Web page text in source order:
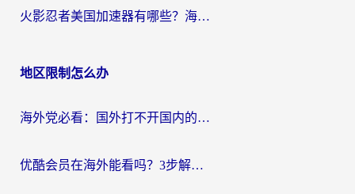
火影忍者美国加速器有哪些？海外党亲测的国服游戏加速全攻略（含菲律宾玩三国之刃守望黎明技巧）
地区限制怎么办
海外党必看：国外打不开国内的app怎么办？3步解决你的乡愁
优酷会员在海外能看吗？3步解决海外追剧难题，附实测好用加速器推荐